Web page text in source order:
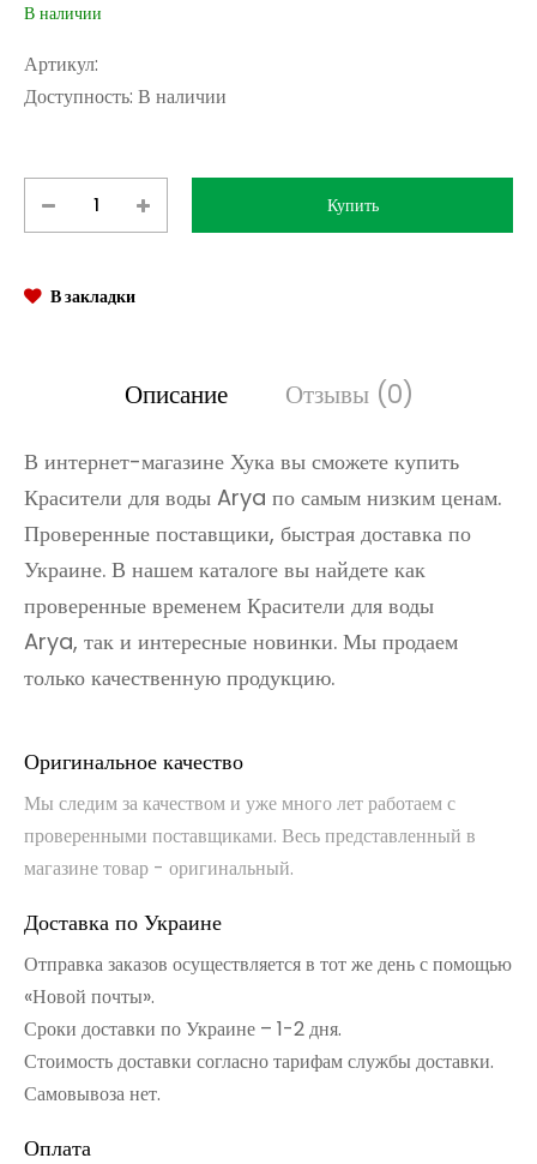
В наличии
Артикул:
Доступность: В наличии
В закладки
Описание Отзывы (0)
В интернет-магазине Хука вы сможете купить
Красители для воды Arya по самым низким ценам.
Проверенные поставщики, быстрая доставка по
Украине. В нашем каталоге вы найдете как
проверенные временем Красители для воды
Arya, так и интересные новинки. Мы продаем
только качественную продукцию.
Оригинальное качество
Мы следим за качеством и уже много лет работаем с
проверенными поставщиками. Весь представленный в
магазине товар - оригинальный.
Доставка по Украине
Отправка заказов осуществляется в тот же день с помощью
«Новой почты».
Сроки доставки по Украине – 1-2 дня.
Стоимость доставки согласно тарифам службы доставки.
Самовывоза нет.
Оплата